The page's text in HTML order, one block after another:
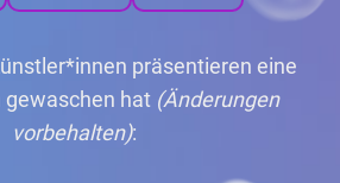
präsentieren eine
gewaschen hat (Änderungen
vorbehalten):